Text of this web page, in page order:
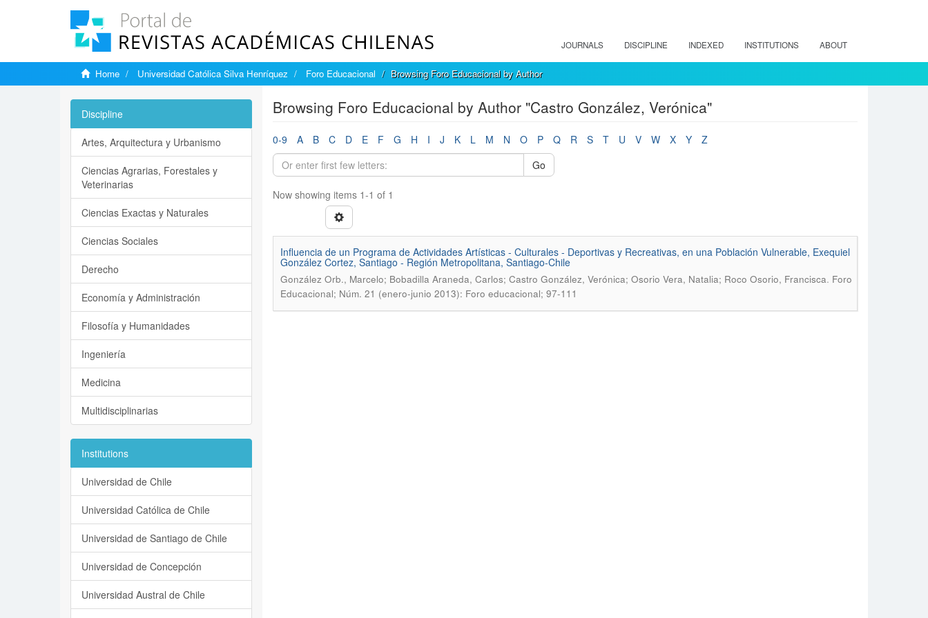
JOURNALS DISCIPLINE INDEXED INSTITUTIONS ABOUT
Home Universidad Católica Silva Henríquez Foro Educacional Browsing Foro Educacional by Author
Browsing Foro Educacional by Author "Castro González, Verónica"
0-9 A B C D E F G H I J K L M N O P Q R S T U V W X Y
Z
Go
Now showing items 1-1 of 1
Influencia de un Programa de Actividades Artí­sticas - Culturales - Deportivas y Recreativas, en una Población Vulnerable, Exequiel
González Cortez, Santiago - Región Metropolitana, Santiago-Chile
González Orb., Marcelo; Bobadilla Araneda, Carlos; Castro González, Verónica; Osorio Vera, Natalia; Roco Osorio, Francisca. Foro
Educacional; Núm. 21 (enero-junio 2013): Foro educacional; 97-111
Discipline
Artes, Arquitectura y Urbanismo
Ciencias Agrarias, Forestales y
Veterinarias
Ciencias Exactas y Naturales
Ciencias Sociales
Derecho
Economía y Administración
Filosofía y Humanidades
Ingeniería
Medicina
Multidisciplinarias
Institutions
Universidad de Chile
Universidad Católica de Chile
Universidad de Santiago de Chile
Universidad de Concepción
Universidad Austral de Chile